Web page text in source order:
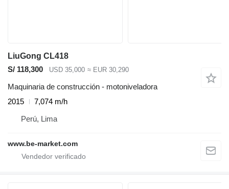
LiuGong CL418
S/ 118,300
USD 35,000 ≈ EUR 30,290
Maquinaria de construcción - motoniveladora
2015
7,074 m/h
Perú, Lima
www.be-market.com